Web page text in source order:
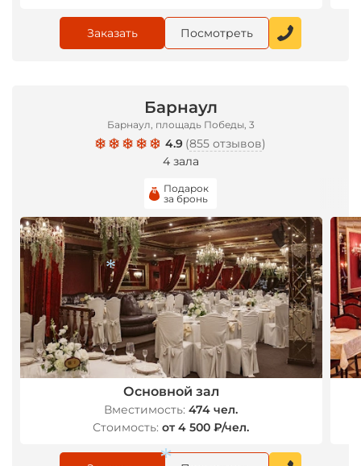
Заказать Посмотреть
Барнаул
Барнаул, площадь Победы, 3
4.9 (855 отзывов)
4 зала
Подарок
за бронь
Основной зал
Вместимость: 474 чел.
Стоимость: от 4 500 ₽/чел.
*